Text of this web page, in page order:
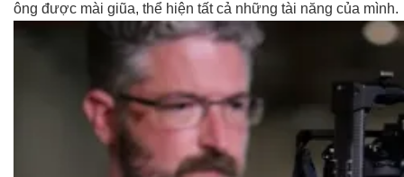
ông được mài giũa, thể hiện tất cả những tài năng của mình.